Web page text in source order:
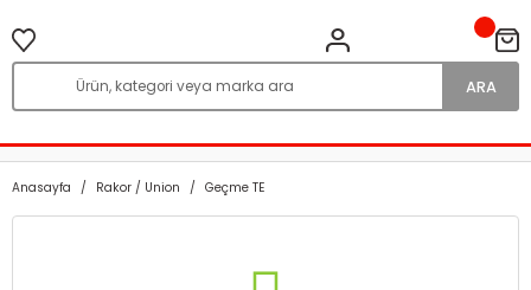
ARA
Anasayfa Rakor / Union Geçme TE